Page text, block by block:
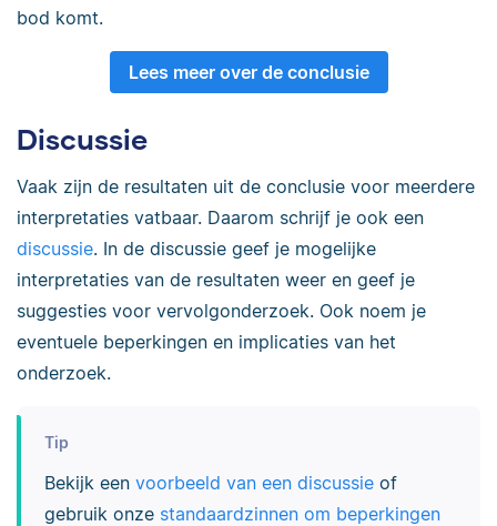
bod komt.
Lees meer over de conclusie
Discussie
Vaak zijn de resultaten uit de conclusie voor meerdere
interpretaties vatbaar. Daarom schrijf je ook een
discussie. In de discussie geef je mogelijke
interpretaties van de resultaten weer en geef je
suggesties voor vervolgonderzoek. Ook noem je
eventuele beperkingen en implicaties van het
onderzoek.
Tip
Bekijk een voorbeeld van een discussieof
gebruik onze standaardzinnen om beperkingen